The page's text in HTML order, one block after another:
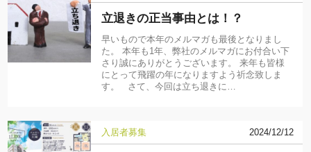
立退きの正当事由とは！？
早いもので本年のメルマガも最後となりまし
た。 本年も1年、弊社のメルマガにお付合い下
さり誠にありがとうございます。 来年も皆様
にとって飛躍の年になりますよう祈念致しま
す。 さて、今回は立ち退きに…
入居者募集 2024/12/12